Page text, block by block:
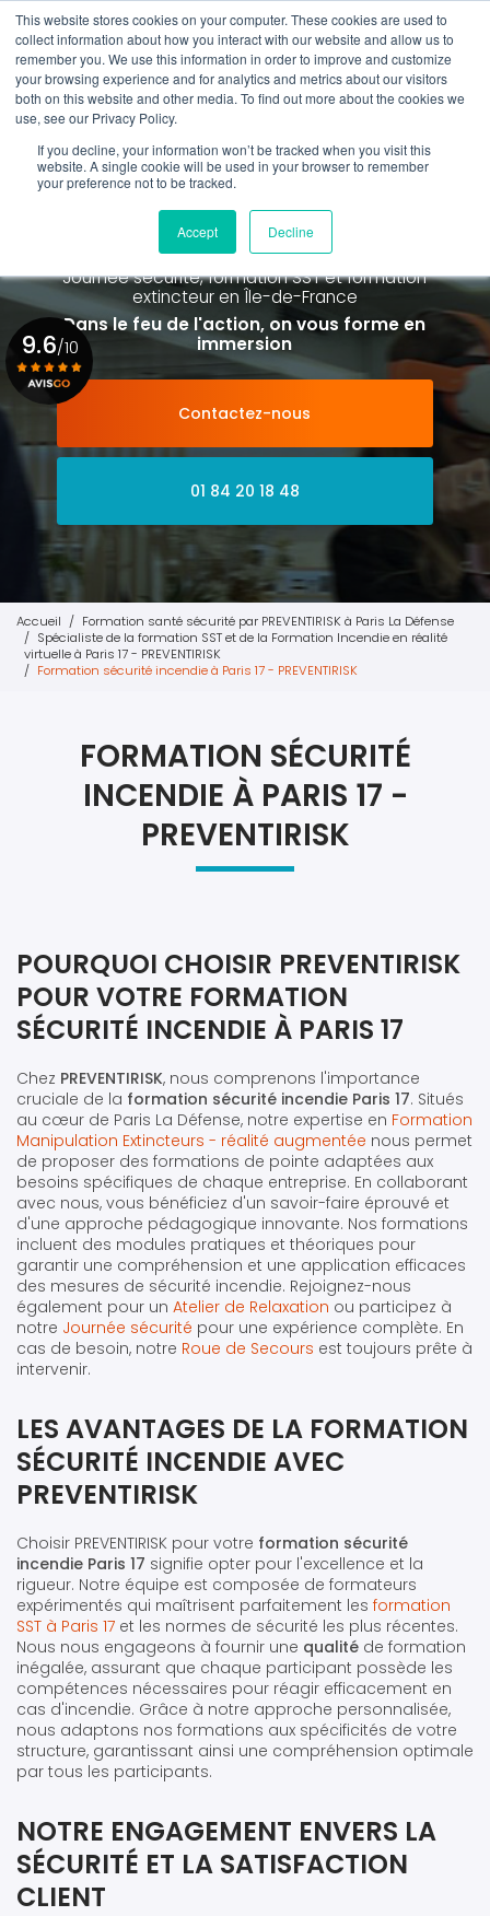
This website stores cookies on your computer. These cookies are used to
collect information about how you interact with our website and allow us to
remember you. We use this information in order to improve and customize
your browsing experience and for analytics and metrics about our visitors
both on this website and other media. To find out more about the cookies we
use, see our Privacy Policy.
If you decline, your information won’t be tracked when you visit this
website. A single cookie will be used in your browser to remember
your preference not to be tracked.
Accept Decline
Aller
au
contenu
principal
01 84 20 18 48
Spécialiste de la formation SST et
de la Formation Incendie
à Paris La Défense depuis 2015
Journée sécurité, formation SST et formation
extincteuren Île-de-France
Dans le feu de l'action, on vous forme en
immersion
Contactez-nous
01 84 20 18 48
9.6/10
Voir le certificat
Accueil
Formation santé sécurité par PREVENTIRISK à Paris La Défense
Spécialiste de la formation SST et de la Formation Incendie en réalité
virtuelle à Paris 17 - PREVENTIRISK
Formation sécurité incendie à Paris 17 - PREVENTIRISK
FORMATION SÉCURITÉ
INCENDIE À PARIS 17 -
PREVENTIRISK
POURQUOI CHOISIR PREVENTIRISK
POUR VOTRE FORMATION
SÉCURITÉ INCENDIE À PARIS 17
Chez PREVENTIRISK, nous comprenons l'importance
cruciale de la formation sécurité incendie Paris 17. Situés
au cœur de Paris La Défense, notre expertise en Formation
Manipulation Extincteurs - réalité augmentée nous permet
de proposer des formations de pointe adaptées aux
besoins spécifiques de chaque entreprise. En collaborant
avec nous, vous bénéficiez d'un savoir-faire éprouvé et
d'une approche pédagogique innovante. Nos formations
incluent des modules pratiques et théoriques pour
garantir une compréhension et une application efficaces
des mesures de sécurité incendie. Rejoignez-nous
également pour un Atelier de Relaxation ou participez à
notre Journée sécurité pour une expérience complète. En
cas de besoin, notre Roue de Secours est toujours prête à
intervenir.
LES AVANTAGES DE LA FORMATION
SÉCURITÉ INCENDIE AVEC
PREVENTIRISK
Choisir PREVENTIRISK pour votre formation sécurité
incendie Paris 17 signifie opter pour l'excellence et la
rigueur. Notre équipe est composée de formateurs
expérimentés qui maîtrisent parfaitement les formation
SST à Paris 17 et les normes de sécurité les plus récentes.
Nous nous engageons à fournir une qualité de formation
inégalée, assurant que chaque participant possède les
compétences nécessaires pour réagir efficacement en
cas d'incendie. Grâce à notre approche personnalisée,
nous adaptons nos formations aux spécificités de votre
structure, garantissant ainsi une compréhension optimale
par tous les participants.
NOTRE ENGAGEMENT ENVERS LA
SÉCURITÉ ET LA SATISFACTION
CLIENT